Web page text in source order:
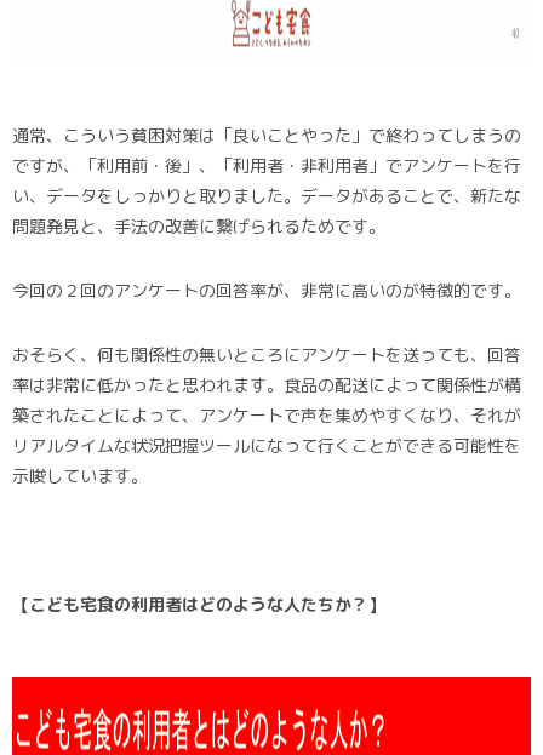
通常、こういう貧困対策は「良いことやった」で終わってしまうの
ですが、「利用前・後」、「利用者・非利用者」でアンケートを行
い、データをしっかりと取りました。データがあることで、新たな
問題発見と、手法の改善に繋げられるためです。
今回の２回のアンケートの回答率が、非常に高いのが特徴的です。
おそらく、何も関係性の無いところにアンケートを送っても、回答
率は非常に低かったと思われます。食品の配送によって関係性が構
築されたことによって、アンケートで声を集めやすくなり、それが
リアルタイムな状況把握ツールになって行くことができる可能性を
示唆しています。
【こども宅食の利用者はどのような人たちか？】